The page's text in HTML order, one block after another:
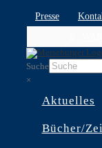
Presse
Suche
×
Aktuelles
Bücher/